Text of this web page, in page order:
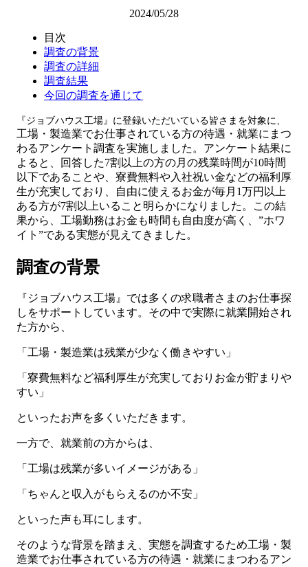
2024/05/28
目次
調査の背景
調査の詳細
調査結果
今回の調査を通じて
『ジョブハウス工場』に登録いただいている皆さまを対象に、
工場・製造業でお仕事されている方の待遇・就業にまつ
わるアンケート調査を実施しました。アンケート結果に
よると、回答した7割以上の方の月の残業時間が10時間
以下であることや、寮費無料や入社祝い金などの福利厚
生が充実しており、自由に使えるお金が毎月1万円以上
ある方が7割以上いること明らかになりました。この結
果から、工場勤務はお金も時間も自由度が高く、”ホワ
イト”である実態が見えてきました。
調査の背景
『ジョブハウス工場』では多くの求職者さまのお仕事探
しをサポートしています。その中で実際に就業開始され
た方から、
「工場・製造業は残業が少なく働きやすい」
「寮費無料など福利厚生が充実しておりお金が貯まりや
すい」
といったお声を多くいただきます。
一方で、就業前の方からは、
「工場は残業が多いイメージがある」
「ちゃんと収入がもらえるのか不安」
といった声も耳にします。
そのような背景を踏まえ、実態を調査するため工場・製
造業でお仕事されている方の待遇・就業にまつわるアン